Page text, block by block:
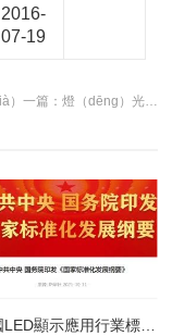
2016-
07-19
下（xià）一篇：燈（dēng）光設計需注（zhù）重節能環保 避免汙染
中國LED顯示應用行業標準情（qíng）況一覽